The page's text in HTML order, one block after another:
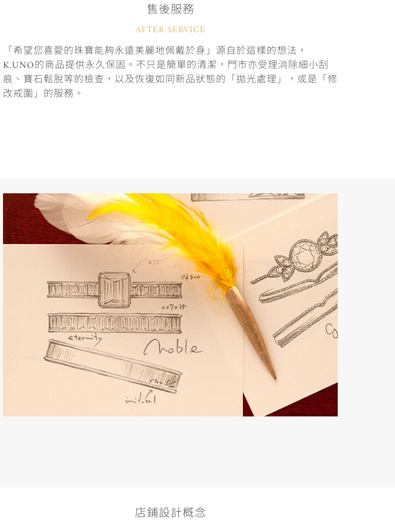
售後服務
AFTER SERVICE
「希望您喜愛的珠寶能夠永遠美麗地佩戴於身」源自於這樣的想法，
K.UNO的商品提供永久保固。不只是簡單的清潔，門市亦受理消除細小刮
痕、寶石鬆脫等的檢查，以及恢復如同新品狀態的「拋光處理」，或是「修
改戒圍」的服務。
店鋪設計概念